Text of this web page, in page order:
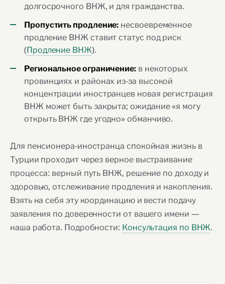
долгосрочного ВНЖ, и для гражданства.
Пропустить продление: несвоевременное
продление ВНЖ ставит статус под риск
(Продление ВНЖ).
Региональное ограничение: в некоторых
провинциях и районах из-за высокой
концентрации иностранцев новая регистрация
ВНЖ может быть закрыта; ожидание «я могу
открыть ВНЖ где угодно» обманчиво.
Для пенсионера-иностранца спокойная жизнь в
Турции проходит через верное выстраивание
процесса: верный путь ВНЖ, решение по доходу и
здоровью, отслеживание продления и накопления.
Взять на себя эту координацию и вести подачу
заявления по доверенности от вашего имени —
наша работа. Подробности: Консультация по ВНЖ.